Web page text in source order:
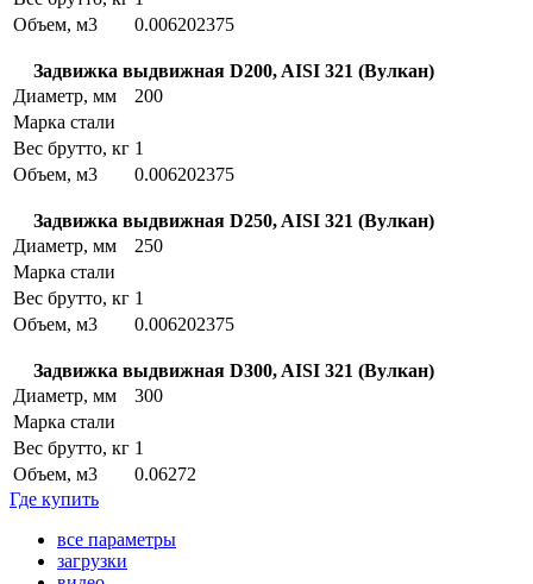
Объем, м3
0.006202375
Задвижка выдвижная D200, AISI 321 (Вулкан)
Диаметр, мм
200
Марка стали
Вес брутто, кг 1
Объем, м3
0.006202375
Задвижка выдвижная D250, AISI 321 (Вулкан)
Диаметр, мм
250
Марка стали
Вес брутто, кг 1
Объем, м3
0.006202375
Задвижка выдвижная D300, AISI 321 (Вулкан)
Диаметр, мм
300
Марка стали
Вес брутто, кг 1
Объем, м3
0.06272
Где купить
все параметры
загрузки